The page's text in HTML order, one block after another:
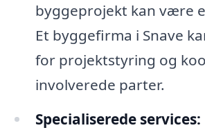
byggeprojekt kan være
Et byggefirma i Snave
for projektstyring og
involverede parter.
Specialiserede services: